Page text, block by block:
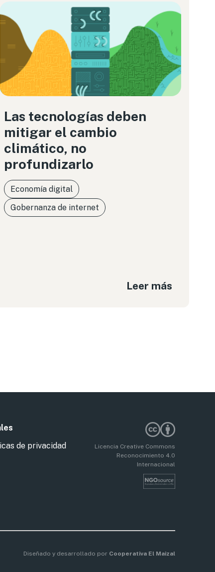
Las tecnologías deben
mitigar el cambio
climático, no
profundizarlo
Economía digital
Gobernanza de internet
Leer más
de privacidad
Licencia Creative Commons
Reconocimiento 4.0
Internacional
Diseñado y desarrollado por Cooperativa El Maizal